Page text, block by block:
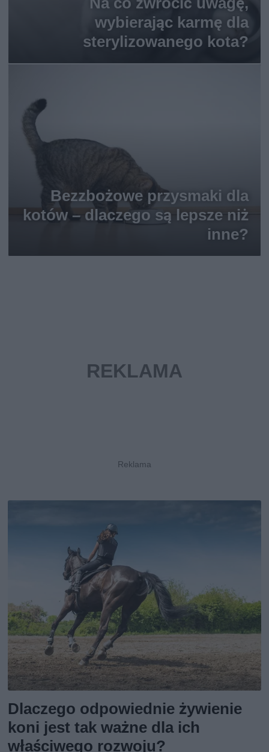
wybierając karmę dla
sterylizowanego kota?
Bezzbożowe przysmaki dla
kotów – dlaczego są lepsze niż
inne?
Dlaczego odpowiednie żywienie
koni jest tak ważne dla ich
właściwego rozwoju?